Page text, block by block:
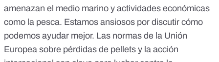
amenazan el medio marino y actividades económicas
como la pesca. Estamos ansiosos por discutir cómo
podemos ayudar mejor. Las normas de la Unión
Europea sobre pérdidas de pellets y la acción